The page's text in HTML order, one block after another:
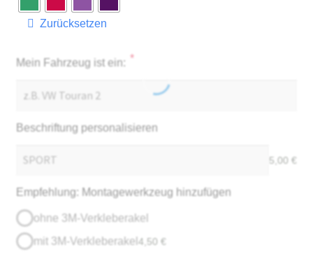
Zurücksetzen
Mein Fahrzeug ist ein: *
Beschriftung personalisieren
5,00€
Empfehlung: Montagewerkzeug hinzufügen
ohne 3M-Verkleberakel
mit 3M-Verkleberakel 4,50 €